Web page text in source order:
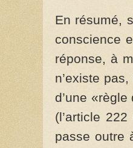
En résumé,
conscience
réponse, à
n’existe
d’une
(l’article
passe outre